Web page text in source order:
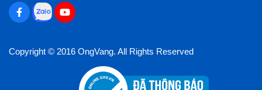
Copyright © 2016 OngVang. All Rights Reserved